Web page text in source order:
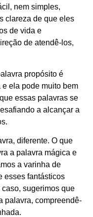
nem simples,
clareza de que eles
de vida e
de atendê-los,
propósito é
e ela pode muito bem
essas palavras se
a alcançar a
diferente. O que
a palavra mágica e
a varinha de
esses fantásticos
sugerimos que
palavra, compreendê-